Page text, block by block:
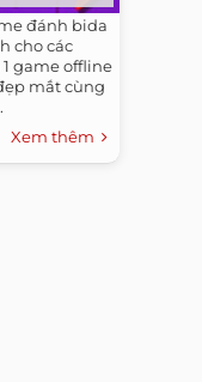
đánh bida
cho các
game offline
mắt cùng
Xem thêm